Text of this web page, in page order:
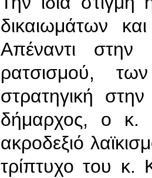
δικαιωμάτων
Απέναντι
ρατσισμού, των
στρατηγική
δήμαρχος, ο κ.
ακροδεξιό
τρίπτυχο του κ.